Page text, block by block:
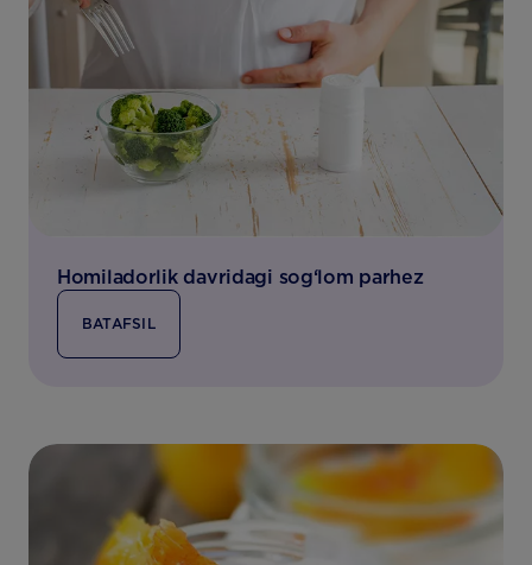
Homiladorlik davridagi sog‘lom parhez
BATAFSIL